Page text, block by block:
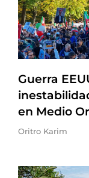
Guerra
en Medio
Oritro Karim